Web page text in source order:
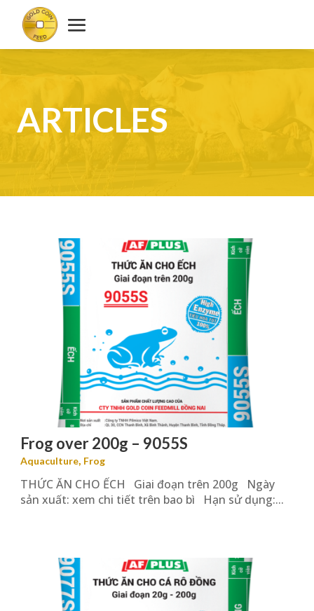
ARTICLES
Aquaculture, Frog
Frog over 200g – 9055S
THỨC ĂN CHO ẾCH Giai đoạn trên 200g Ngày
sản xuất: xem chi tiết trên bao bì Hạn sử dụng:...